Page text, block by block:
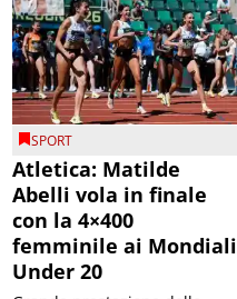
SPORT
Atletica: Matilde
Abelli vola in finale
con la 4×400
femminile ai Mondiali
Under 20